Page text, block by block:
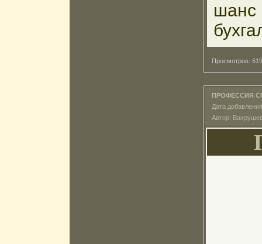
шанс
Просмотров:
ПРОФЕССИЯ
Дата
Автор: